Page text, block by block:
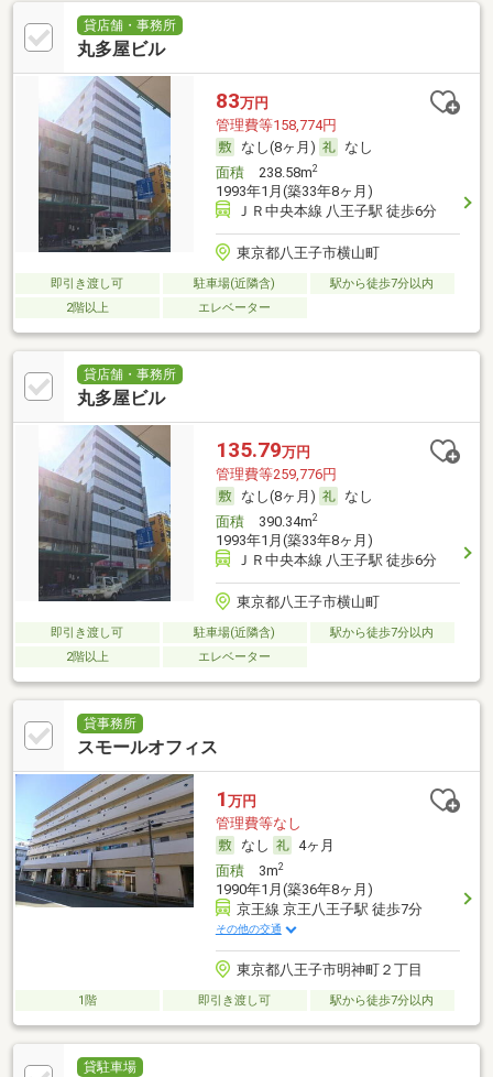
貸店舗・事務所
丸多屋ビル
83万円
管理費等158,774円
なし(8ヶ月)
なし
面積238.58m2
1993年1月(築33年8ヶ月)
ＪＲ中央本線 八王子駅 徒歩6分
東京都八王子市横山町
即引き渡し可 駐車場(近隣含)
駅から徒歩7分以内
2階以上
エレベーター
貸店舗・事務所
丸多屋ビル
135.79万円
管理費等259,776円
なし(8ヶ月)
なし
面積390.34m2
1993年1月(築33年8ヶ月)
ＪＲ中央本線 八王子駅 徒歩6分
東京都八王子市横山町
即引き渡し可 駐車場(近隣含)
駅から徒歩7分以内
2階以上
エレベーター
貸事務所
スモールオフィス
1 万円
管理費等なし
なし
4ヶ月
面積3m2
1990年1月(築36年8ヶ月)
京王線 京王八王子駅 徒歩7分
その他の交通
東京都八王子市明神町２丁目
1階 即引き渡し可 駅から徒歩7分以内
貸駐車場